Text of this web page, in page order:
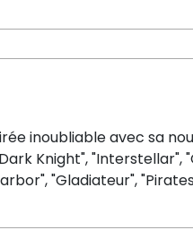
inoubliable avec sa
Knight", "Interstellar",
"Gladiateur",